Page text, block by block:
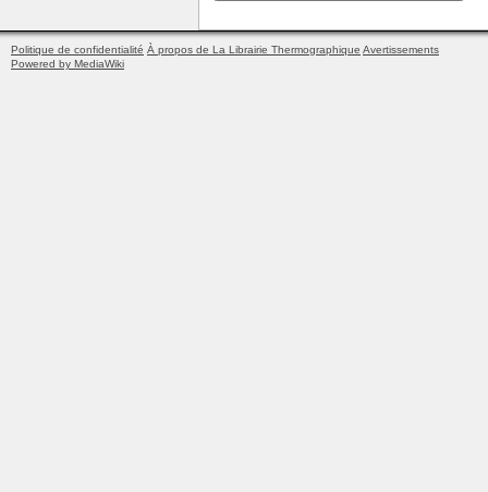
Politique de confidentialité À propos de La Librairie Thermographique Avertissements
Powered by MediaWiki